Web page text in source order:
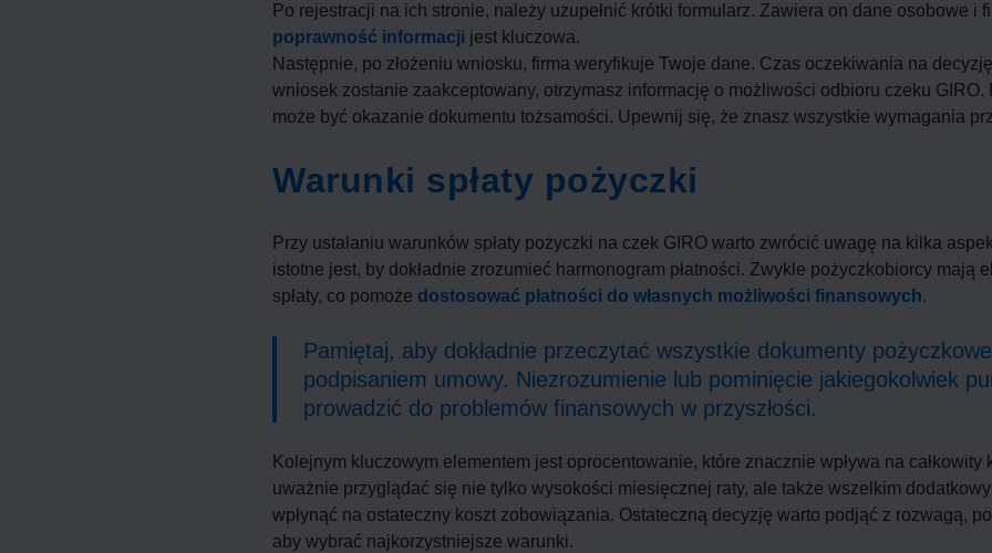
Po rejestracji na ich stronie, należy uzupełnić krótki formularz. Zawiera on dane osobowe i
poprawność informacji jest kluczowa.
Następnie, po złożeniu wniosku, firma weryfikuje Twoje dane. Czas oczekiwania na
wniosek zostanie zaakceptowany, otrzymasz informację o możliwości odbioru czeku GIRO.
może być okazanie dokumentu tożsamości. Upewnij się, że znasz wszystkie wymagania
Warunki spłaty pożyczki
Przy ustalaniu warunków spłaty pożyczki na czek GIRO warto zwrócić uwagę na kilka
istotne jest, by dokładnie zrozumieć harmonogram płatności. Zwykle pożyczkobiorcy mają
spłaty, co pomoże dostosować płatności do własnych możliwości finansowych.
Pamiętaj, aby dokładnie przeczytać wszystkie dokumenty
podpisaniem umowy. Niezrozumienie lub pominięcie jakiegokolwiek
prowadzić do problemów finansowych w przyszłości.
Kolejnym kluczowym elementem jest oprocentowanie, które znacznie wpływa na całkowity
uważnie przyglądać się nie tylko wysokości miesięcznej raty, ale także wszelkim
wpłynąć na ostateczny koszt zobowiązania. Ostateczną decyzję warto podjąć z rozwagą,
aby wybrać najkorzystniejsze warunki.